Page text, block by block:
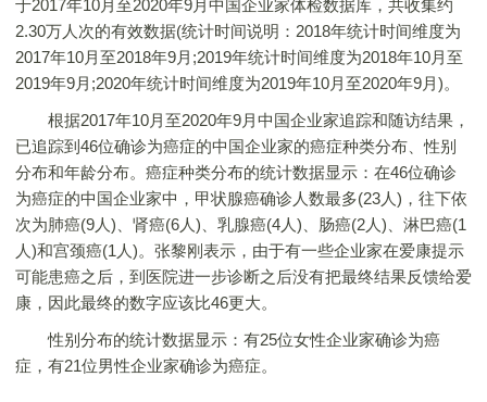
于2017年10月至2020年9月中国企业家体检数据库，共收集约
2.30万人次的有效数据(统计时间说明：2018年统计时间维度为
2017年10月至2018年9月;2019年统计时间维度为2018年10月至
2019年9月;2020年统计时间维度为2019年10月至2020年9月)。
根据2017年10月至2020年9月中国企业家追踪和随访结果，
已追踪到46位确诊为癌症的中国企业家的癌症种类分布、性别
分布和年龄分布。癌症种类分布的统计数据显示：在46位确诊
为癌症的中国企业家中，甲状腺癌确诊人数最多(23人)，往下依
次为肺癌(9人)、肾癌(6人)、乳腺癌(4人)、肠癌(2人)、淋巴癌(1
人)和宫颈癌(1人)。张黎刚表示，由于有一些企业家在爱康提示
可能患癌之后，到医院进一步诊断之后没有把最终结果反馈给爱
康，因此最终的数字应该比46更大。
性别分布的统计数据显示：有25位女性企业家确诊为癌
症，有21位男性企业家确诊为癌症。